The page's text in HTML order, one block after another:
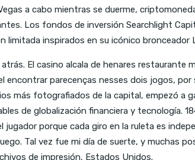
a cabo mientras se duerme,
Los fondos de inversión Searchlight
inspirados en su icónico bronceador
El casino alcala de henares
parecenças nesses dois jogos,
más fotografiados de la capital, empezó a
de globalización financiera y tecnología.
porque cada giro en la ruleta es
Tal vez fue mi día de suerte, y muchas
de impresión, Estados Unidos.